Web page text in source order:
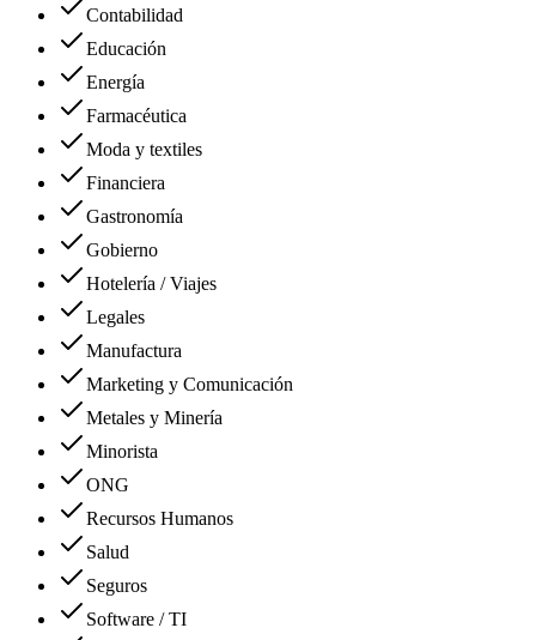
Contabilidad
Educación
Energía
Farmacéutica
Moda y textiles
Financiera
Gastronomía
Gobierno
Hotelería / Viajes
Legales
Manufactura
Marketing y Comunicación
Metales y Minería
Minorista
ONG
Recursos Humanos
Salud
Seguros
Software / TI